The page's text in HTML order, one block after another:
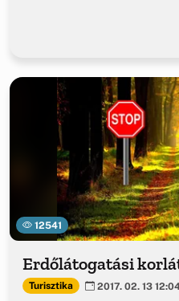
12541
Erdőlátogatási
Turisztika 2017. 02. 13